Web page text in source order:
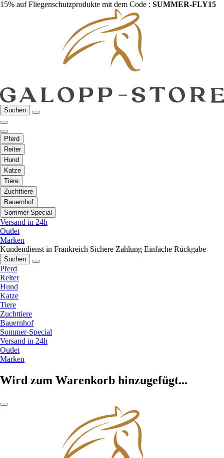
15% auf Fliegenschutzprodukte mit dem Code : SUMMER-FLY15
Suchen
Pferd
Reiter
Hund
Katze
Tiere
Zuchttiere
Bauernhof
Sommer-Special
Versand in 24h
Outlet
Marken
Kundendienst in Frankreich Sichere Zahlung Einfache Rückgabe
Suchen
Pferd
Reiter
Hund
Katze
Tiere
Zuchttiere
Bauernhof
Sommer-Special
Versand in 24h
Outlet
Marken
Wird zum Warenkorb hinzugefügt...